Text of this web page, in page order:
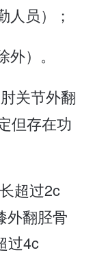
人员）；
）。
关节外翻
但存在功
超过2c
外翻胫骨
过4c